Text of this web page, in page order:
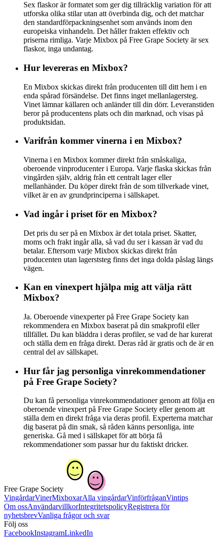
Sex flaskor är formatet som ger dig tillräcklig variation för att
utforska olika stilar utan att överbinda dig, och det matchar
den standardförpackningsenhet som används inom den
europeiska vinhandeln. Det håller frakten effektiv och
priserna rimliga. Varje Mixbox på Free Grape Society är sex
flaskor, inga undantag.
Hur levereras en Mixbox?
En Mixbox skickas direkt från producenten till ditt hem i en
enda spårad försändelse. Det finns inget mellanlagersteg.
Vinet lämnar källaren och anländer till din dörr. Leveranstiden
beror på producentens plats och din marknad, och visas på
produktsidan.
Varifrån kommer vinerna i en Mixbox?
Vinerna i en Mixbox kommer direkt från småskaliga,
oberoende vinproducenter i Europa. Varje flaska skickas från
vingården själv, aldrig från ett centralt lager eller
mellanhänder. Du köper direkt från de som tillverkade vinet,
vilket är en av grundprinciperna i sällskapet.
Vad ingår i priset för en Mixbox?
Det pris du ser på en Mixbox är det totala priset. Skatter,
moms och frakt ingår alla, så vad du ser i kassan är vad du
betalar. Eftersom varje Mixbox skickas direkt från
producenten utan lagerststeg finns det inga dolda påslag längs
vägen.
Kan en vinexpert hjälpa mig att välja rätt
Mixbox?
Ja. Oberoende vinexperter på Free Grape Society kan
rekommendera en Mixbox baserat på din smakprofil eller
tillfället. Du kan bläddra i deras profiler, se vad de har kurerat
och ställa dem en fråga direkt. Deras råd är gratis och de är en
central del av sällskapet.
Hur får jag personliga vinrekommendationer
på Free Grape Society?
Du kan få personliga vinrekommendationer genom att följa en
oberoende vinexpert på Free Grape Society eller genom att
ställa dem en direkt fråga via deras profil. Experterna matchar
dig baserat på din smak, så råden känns personliga, inte
generiska. Gå med i sällskapet för att börja få
rekommendationer som passar hur du faktiskt dricker.
Free Grape Society
VingårdarVinerMixboxarAlla vingårdarVinförfråganVintips
Om ossAnvändarvillkorIntegritetspolicyRegistrera för
nyhetsbrevVanliga frågor och svar
Följ oss
FacebookInstagramLinkedIn